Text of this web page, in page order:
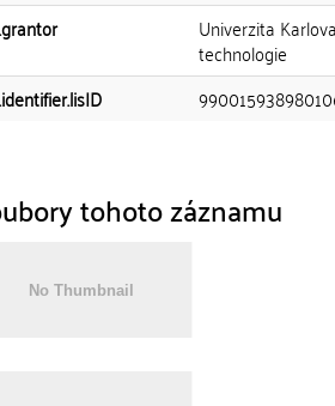
Univerzita
technologie
tohoto záznamu